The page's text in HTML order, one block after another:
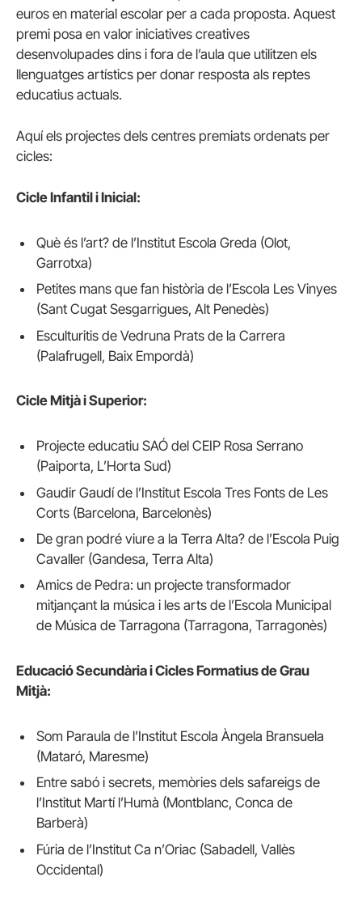
euros en material escolar per a cada proposta. Aquest
premi posa en valor iniciatives creatives
desenvolupades dins i fora de l’aula que utilitzen els
llenguatges artístics per donar resposta als reptes
educatius actuals.
Aquí els projectes dels centres premiats ordenats per
cicles:
Cicle Infantil i Inicial:
Què és l’art? de l’Institut Escola Greda (Olot,
Garrotxa)
Petites mans que fan història de l’Escola Les Vinyes
(Sant Cugat Sesgarrigues, Alt Penedès)
Esculturitis de Vedruna Prats de la Carrera
(Palafrugell, Baix Empordà)
Cicle Mitjà i Superior:
Projecte educatiu SAÓ del CEIP Rosa Serrano
(Paiporta, L’Horta Sud)
Gaudir Gaudí de l’Institut Escola Tres Fonts de Les
Corts (Barcelona, Barcelonès)
De gran podré viure a la Terra Alta? de l’Escola Puig
Cavaller (Gandesa, Terra Alta)
Amics de Pedra: un projecte transformador
mitjançant la música i les arts de l’Escola Municipal
de Música de Tarragona (Tarragona, Tarragonès)
Educació Secundària i Cicles Formatius de Grau
Mitjà:
Som Paraula de l’Institut Escola Àngela Bransuela
(Mataró, Maresme)
Entre sabó i secrets, memòries dels safareigs de
l’Institut Martí l’Humà (Montblanc, Conca de
Barberà)
Fúria de l’Institut Ca n’Oriac (Sabadell, Vallès
Occidental)